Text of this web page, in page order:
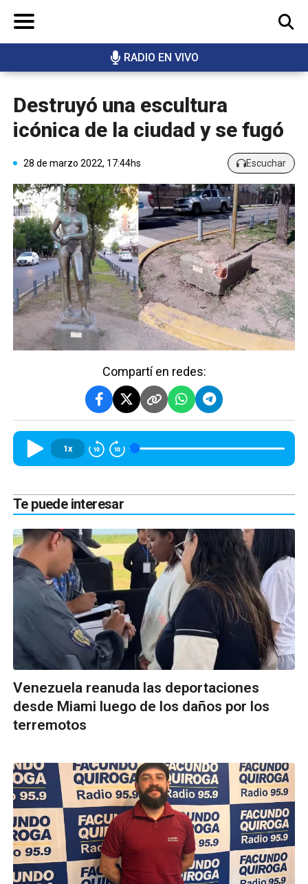
RADIO EN VIVO
BUSCAR
Destruyó una escultura
icónica de la ciudad y se fugó
28 de marzo 2022, 17:44hs Escuchar
Compartí en redes:
1x
Te puede interesar
Venezuela reanuda las deportaciones
desde Miami luego de los daños por los
terremotos